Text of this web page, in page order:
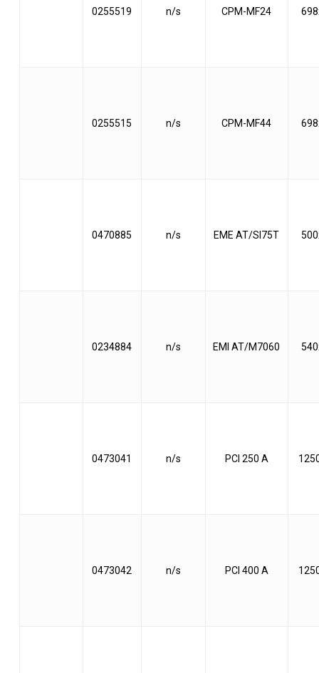
0255519 n/s CPM-MF24
0255515 n/s CPM-MF44
0470885 n/s EME AT/SI75T
0234884 n/s EMI AT/M7060
0473041 n/s PCI 250 A
0473042 n/s PCI 400 A